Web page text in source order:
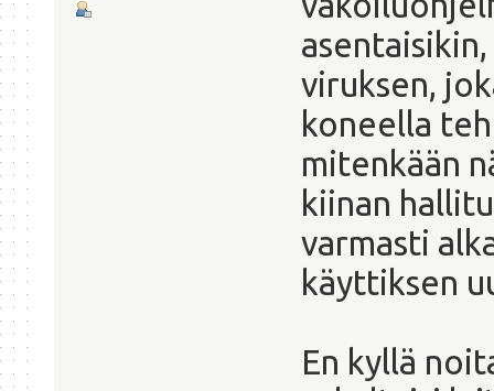
viruksen,
koneella
mitenkään
kiinan
varmasti
käyttiksen
En kyllä